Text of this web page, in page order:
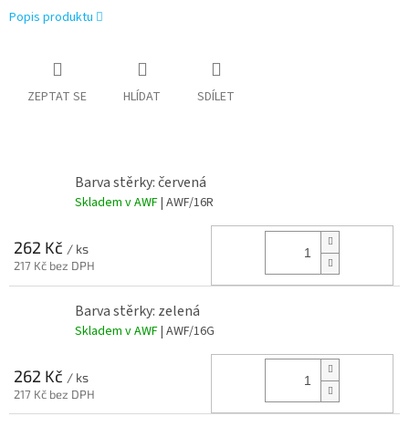
Popis produktu
ZEPTAT SE HLÍDAT SDÍLET
Barva stěrky: červená
Skladem v AWF| AWF/16R
262 Kč / ks
217 Kč bez DPH
Barva stěrky: zelená
Skladem v AWF| AWF/16G
262 Kč / ks
217 Kč bez DPH